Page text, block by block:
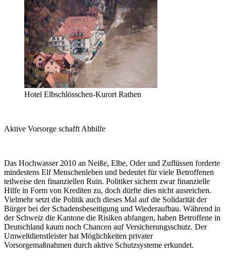
Hotel Elbschlösschen-Kurort Rathen
Aktive Vorsorge schafft Abhilfe
Das Hochwasser 2010 an Neiße, Elbe, Oder und Zuflüssen forderte
mindestens Elf Menschenleben und bedeutet für viele Betroffenen
teilweise den finanziellen Ruin. Politiker sichern zwar finanzielle
Hilfe in Form von Krediten zu, doch dürfte dies nicht ausreichen.
Vielmehr setzt die Politik auch dieses Mal auf die Solidarität der
Bürger bei der Schadensbeseitigung und Wiederaufbau. Während in
der Schweiz die Kantone die Risiken abfangen, haben Betroffene in
Deutschland kaum noch Chancen auf Versicherungsschutz. Der
Umweltdienstleister hat Möglichkeiten privater
Vorsorgemaßnahmen durch aktive Schutzsysteme erkundet.